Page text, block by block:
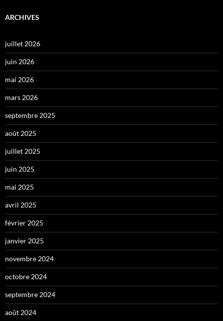
ARCHIVES
juillet 2026
juin 2026
mai 2026
mars 2026
septembre 2025
août 2025
juillet 2025
juin 2025
mai 2025
avril 2025
février 2025
janvier 2025
novembre 2024
octobre 2024
septembre 2024
août 2024